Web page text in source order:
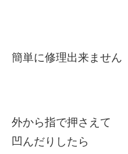
簡単に修理出来ません
外から指で押さえて
凹んだりしたら